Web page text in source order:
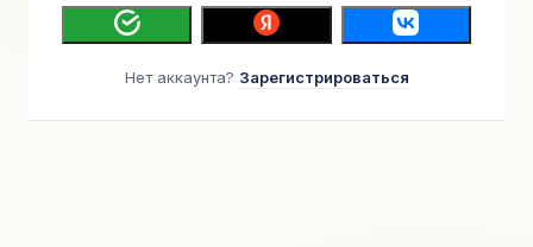
Нет аккаунта? Зарегистрироваться